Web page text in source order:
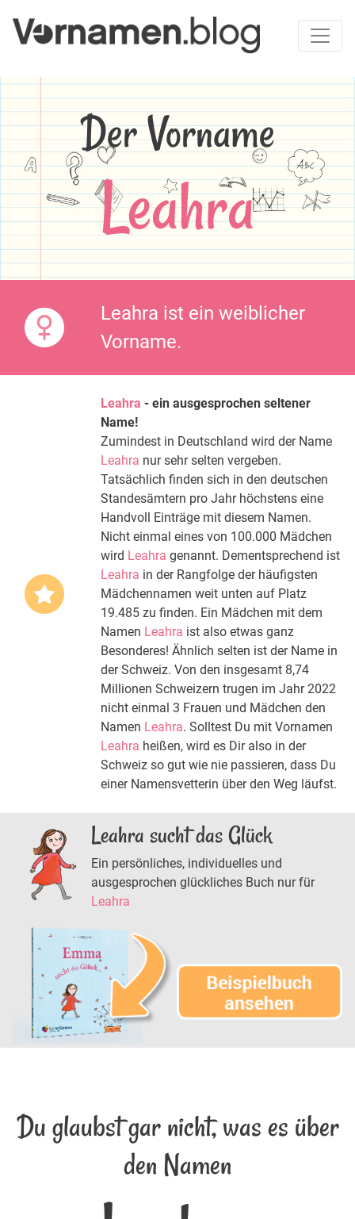
Der Vorname
Leahra
Leahra ist ein weiblicher
Vorname.
Leahra - ein ausgesprochen seltener
Name!
Zumindest in Deutschland wird der Name
Leahra nur sehr selten vergeben.
Tatsächlich finden sich in den deutschen
Standesämtern pro Jahr höchstens eine
Handvoll Einträge mit diesem Namen.
Nicht einmal eines von 100.000 Mädchen
wird Leahra genannt. Dementsprechend ist
Leahra in der Rangfolge der häufigsten
Mädchennamen weit unten auf Platz
19.485 zu finden. Ein Mädchen mit dem
Namen Leahra ist also etwas ganz
Besonderes! Ähnlich selten ist der Name in
der Schweiz. Von den insgesamt 8,74
Millionen Schweizern trugen im Jahr 2022
nicht einmal 3 Frauen und Mädchen den
Namen Leahra. Solltest Du mit Vornamen
Leahra heißen, wird es Dir also in der
Schweiz so gut wie nie passieren, dass Du
einer Namensvetterin über den Weg läufst.
Leahra sucht das Glück
Ein persönliches, individuelles und
ausgesprochen glückliches Buch nur für
Leahra
Du glaubst gar nicht, was es über
den Namen